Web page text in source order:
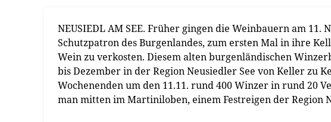
NEUSIEDL AM SEE. Früher gingen die Weinbauern am
Schutzpatron des Burgenlandes, zum ersten Mal in ihre
Wein zu verkosten. Diesem alten burgenländischen
bis Dezember in der Region Neusiedler See von Keller zu
Wochenenden um den 11.11. rund 400 Winzer in rund 20
man mitten im Martiniloben, einem Festreigen der Region